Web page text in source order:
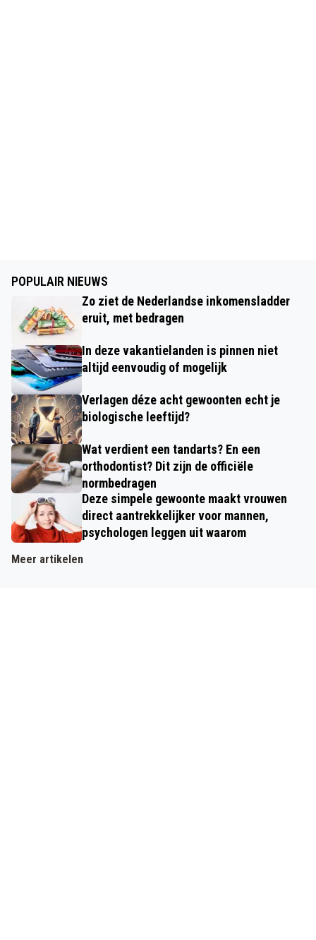
POPULAIR NIEUWS
Zo ziet de Nederlandse inkomensladder
eruit, met bedragen
In deze vakantielanden is pinnen niet
altijd eenvoudig of mogelijk
Verlagen déze acht gewoonten echt je
biologische leeftijd?
Wat verdient een tandarts? En een
orthodontist? Dit zijn de officiële
normbedragen
Deze simpele gewoonte maakt vrouwen
direct aantrekkelijker voor mannen,
psychologen leggen uit waarom
Meer artikelen